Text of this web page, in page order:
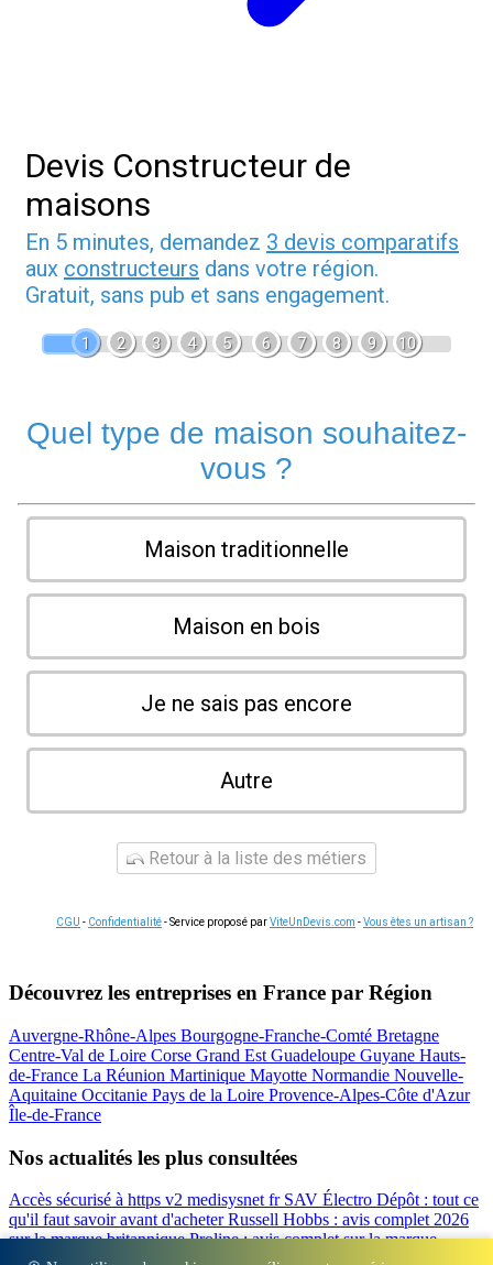
Devis Constructeur de
maisons
En 5 minutes, demandez 3 devis comparatifs
aux constructeurs dans votre région.
Gratuit, sans pub et sans engagement.
1 2 3 4 5 6 7 8 9 10
Quel type de maison souhaitez-
vous ?
Maison traditionnelle
Maison en bois
Je ne sais pas encore
Autre
Retour à la liste des métiers
CGU - Confidentialité- Service proposé parViteUnDevis.com -Vous êtes un artisan ?
Découvrez les entreprises en France par Région
Auvergne-Rhône-Alpes Bourgogne-Franche-Comté Bretagne
Centre-Val de Loire Corse Grand Est Guadeloupe Guyane Hauts-
de-France La Réunion Martinique Mayotte Normandie Nouvelle-
Aquitaine Occitanie Pays de la Loire Provence-Alpes-Côte d'Azur
Île-de-France
Nos actualités les plus consultées
Accès sécurisé à https v2 medisysnet fr SAV Électro Dépôt : tout ce
qu'il faut savoir avant d'acheterRussell Hobbs : avis complet 2026
sur la marque britanniqueProline : avis complet sur la marque
d'électroménager
Valberg avis 2026 : notre test complet de la